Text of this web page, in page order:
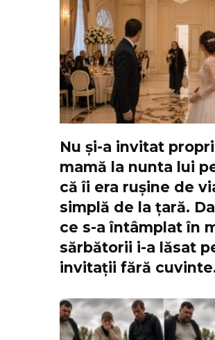
Nu și-a invitat
mamă la nunta lui
că îi era rușine de
simplă de la țară.
ce s-a întâmplat în
sărbătorii i-a lăsat
invitații fără